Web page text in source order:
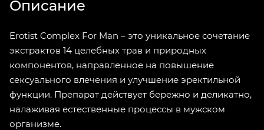
Описание
Erotist Complex For Man – это уникальное сочетание
экстрактов 14 целебных трав и природных
компонентов, направленное на повышение
сексуального влечения и улучшение эректильной
функции. Препарат действует бережно и деликатно,
налаживая естественные процессы в мужском
организме.